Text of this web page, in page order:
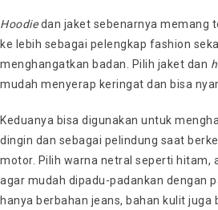
Hoodiedan jaket sebenarnya memang
ke lebih sebagai pelengkap fashion
menghangatkan badan. Pilih jaket dan
mudah menyerap keringat dan bisa
Keduanya bisa digunakan untuk
dingin dan sebagai pelindung saat
motor. Pilih warna netral seperti hitam,
agar mudah dipadu-padankan dengan
hanya berbahan jeans, bahan kulit juga